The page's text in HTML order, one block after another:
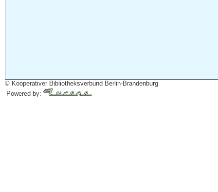
© Kooperativer Bibliotheksverbund Berlin-Brandenburg
Powered by: